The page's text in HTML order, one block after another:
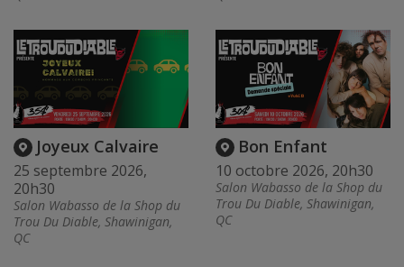
Joyeux Calvaire
25 septembre 2026,
20h30
Salon Wabasso de la Shop du
Trou Du Diable, Shawinigan,
QC
Bon Enfant
10 octobre 2026, 20h30
Salon Wabasso de la Shop du
Trou Du Diable, Shawinigan,
QC